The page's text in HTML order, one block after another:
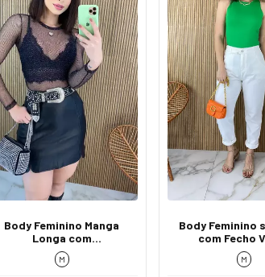
Body Feminino Manga
Longa com
Transparência Ayla Preto
M
Body Feminino
com Fecho
Bandeira
M